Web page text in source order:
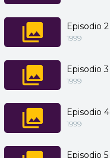
Episodio 2
1999
Episodio 3
1999
Episodio 4
1999
Episodio 5